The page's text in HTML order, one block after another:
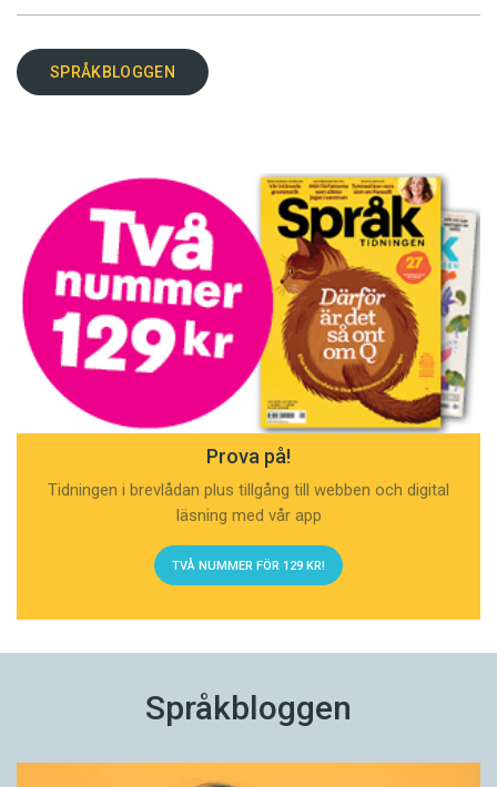
SPRÅKBLOGGEN
Prova på!
Tidningen i brevlådan plus tillgång till webben och digital
läsning med vår app
TVÅ NUMMER FÖR 129 KR!
Språkbloggen